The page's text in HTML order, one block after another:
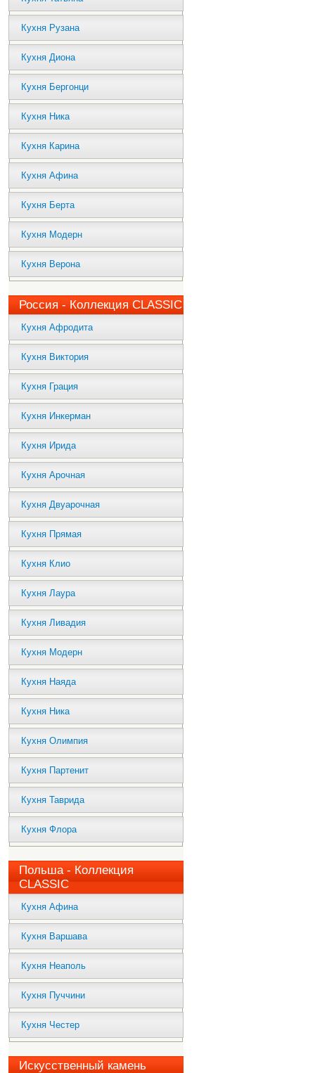
Кухня Рузана
Кухня Диона
Кухня Бергонци
Кухня Ника
Кухня Карина
Кухня Афина
Кухня Берта
Кухня Модерн
Кухня Верона
Россия - Коллекция CLASSIC
Кухня Афродита
Кухня Виктория
Кухня Грация
Кухня Инкерман
Кухня Ирида
Кухня Арочная
Кухня Двуарочная
Кухня Прямая
Кухня Клио
Кухня Лаура
Кухня Ливадия
Кухня Модерн
Кухня Наяда
Кухня Ника
Кухня Олимпия
Кухня Партенит
Кухня Таврида
Кухня Флора
Польша - Коллекция
CLASSIC
Кухня Афина
Кухня Варшава
Кухня Неаполь
Кухня Пуччини
Кухня Честер
Искусственный камень